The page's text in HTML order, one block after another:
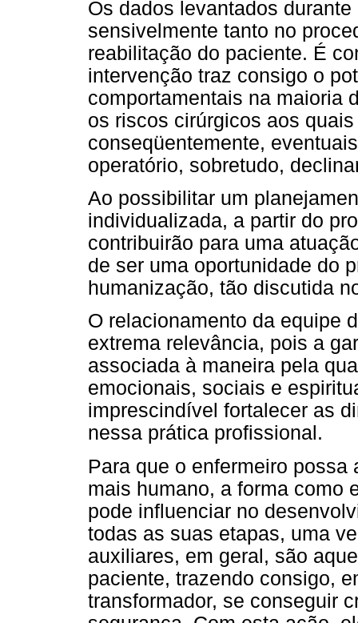
Os dados levantados
sensivelmente tanto no
reabilitação do paciente. É
intervenção traz consigo o
comportamentais na maioria
os riscos cirúrgicos aos
conseqüentemente,
operatório, sobretudo,
Ao possibilitar um
individualizada, a partir do
contribuirão para uma
de ser uma oportunidade do
humanização, tão discutida
O relacionamento da equipe
extrema relevância, pois a
associada à maneira pela
emocionais, sociais e
imprescindível fortalecer as
nessa prática profissional.
Para que o enfermeiro
mais humano, a forma como
pode influenciar no
todas as suas etapas, uma
auxiliares, em geral, são
paciente, trazendo consigo,
transformador, se conseguir